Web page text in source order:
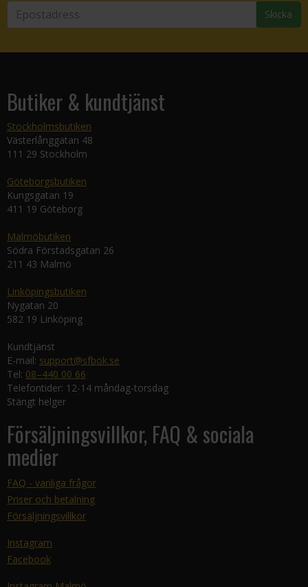
Skicka
Butiker & kundtjänst
Stockholmsbutiken
Västerlånggatan 48
111 29 Stockholm
Göteborgsbutiken
Kungsgatan 19
411 19 Göteborg
Malmöbutiken
Södra Förstadsgatan 26
211 43 Malmö
Linköpingsbutiken
Nygatan 20
582 19 Linköping
Kundtjänst
E-mail: support@sfbok.se
Tel: 08–440 00 66
Telefontider: 12-14 måndag-torsdag
Stängt helger
Försäljningsvillkor, FAQ & sociala
medier
FAQ - vanliga frågor
Priser och betalning
Försäljningsvillkor
Instagram
Facebook